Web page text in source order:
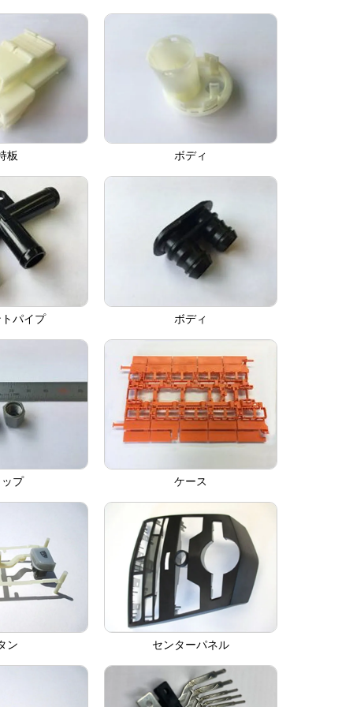
板 ボディ
パイプ ボディ
プ ケース
ン センターパネル